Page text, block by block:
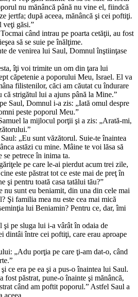
nu mănâncă până nu vine el, fiindcă
jertfa; după aceea, mănâncă şi cei poftiţi.
veţi găsi.”
când intrau pe poarta cetăţii, au fost
să se suie pe înălţime.
de venirea lui Saul, Domnul înştiinţase
îţi voi trimite un om din ţara lui
căpetenie a poporului Meu, Israel. El va
filistenilor, căci am căutat cu îndurare
că strigătul lui a ajuns până la Mine.”
Saul, Domnul i-a zis: „Iată omul despre
peste poporul Meu.”
la mijlocul porţii şi a zis: „Arată-mi,
„Eu sunt văzătorul. Suie-te înaintea
astăzi cu mine. Mâine te voi lăsa să
petrece în inima ta.
pe care le-ai pierdut acum trei zile,
este păstrat tot ce este mai de preţ în
şi pentru toată casa tatălui tău?”
nu sunt eu beniamit, din una din cele mai
Şi familia mea nu este cea mai mică
lui Beniamin? Pentru ce, dar, îmi
şi pe sluga lui i-a vârât în odaia de
dintâi între cei poftiţi, care erau aproape
„Adu porţia pe care ţi-am dat-o, când
ce era pe ea şi a pus-o înaintea lui Saul.
fost păstrat, pune-o înainte şi mănâncă,
când am poftit poporul.” Astfel Saul a